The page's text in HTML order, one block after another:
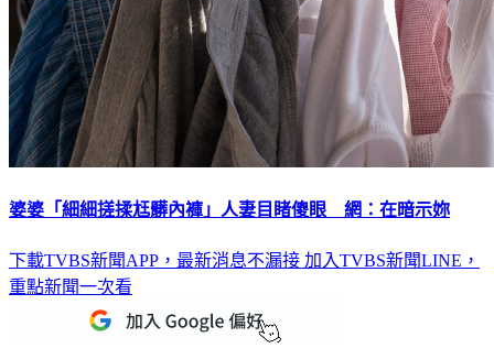
婆婆「細細搓揉尪髒內褲」人妻目睹傻眼 網：在暗示妳
下載TVBS新聞APP，最新消息不漏接 加入TVBS新聞LINE，
重點新聞一次看